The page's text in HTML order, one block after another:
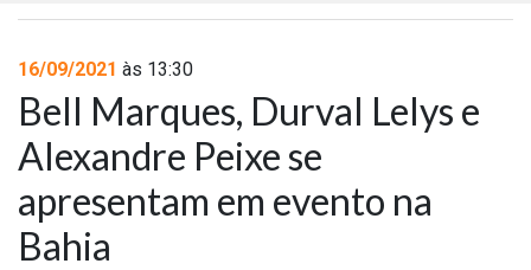
AGENDA
NOTÍCIAS
16/09/2021 às 13:30
Bell Marques, Durval Lelys e
Alexandre Peixe se
apresentam em evento na
Bahia